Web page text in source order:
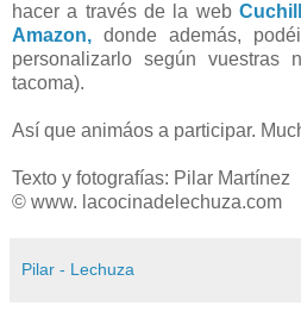
hacer a través de la web
Amazon, donde además,
personalizarlo según
tacoma).
Así que animáos a participar.
Texto y fotografías: Pilar Martínez
© www. lacocinadelechuza.com
Pilar - Lechuza